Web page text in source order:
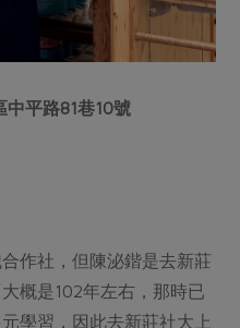
中平路81巷10號
作社，但陳泌鍇是去新莊
概是102年左右，那時已
學習，因此去新莊社大上